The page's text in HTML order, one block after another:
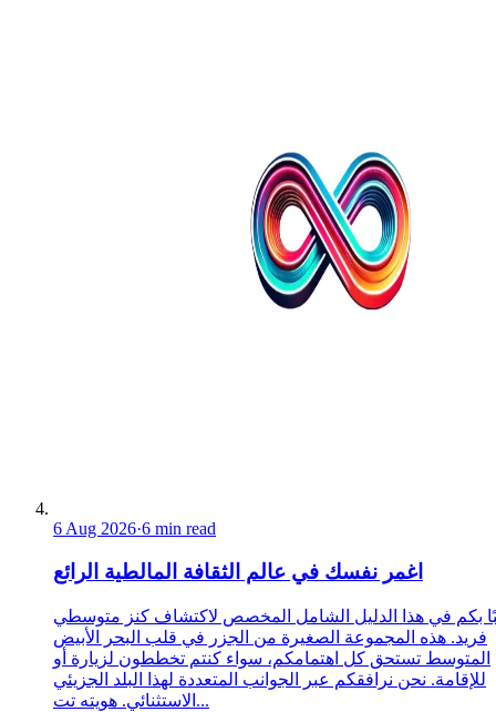
6 Aug 2026·6 min read
اغمر نفسك في عالم الثقافة المالطية الرائع
بكم في هذا الدليل الشامل المخصص لاكتشاف كنز متوسطي
فريد. هذه المجموعة الصغيرة من الجزر في قلب البحر الأبيض
المتوسط تستحق كل اهتمامكم، سواء كنتم تخططون لزيارة أو
للإقامة. نحن نرافقكم عبر الجوانب المتعددة لهذا البلد الجزيئي
الاستثنائي. هويته تت...